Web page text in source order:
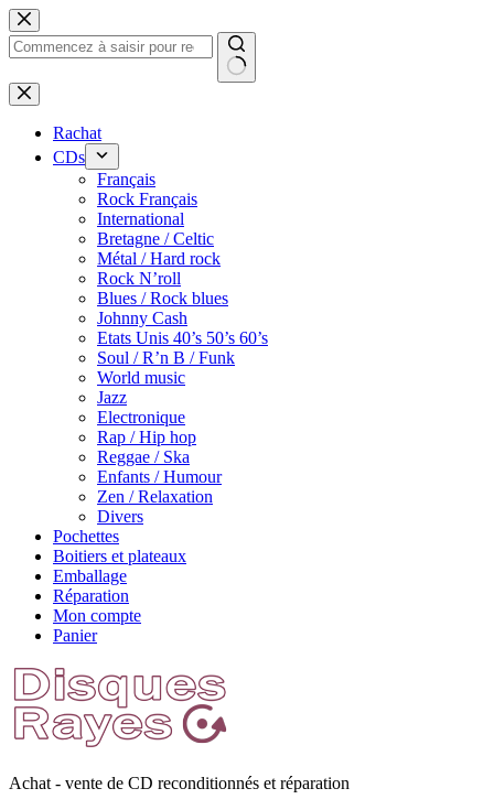
Passer
au
contenu
Rachat
CDs
Français
Rock Français
International
Bretagne / Celtic
Métal / Hard rock
Rock N’roll
Blues / Rock blues
Johnny Cash
Etats Unis 40’s 50’s 60’s
Soul / R’n B / Funk
World music
Jazz
Electronique
Rap / Hip hop
Reggae / Ska
Enfants / Humour
Zen / Relaxation
Divers
Pochettes
Boitiers et plateaux
Emballage
Réparation
Mon compte
Panier
Achat - vente de CD reconditionnés et réparation